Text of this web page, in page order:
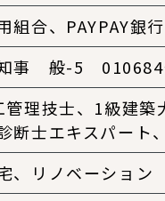
組合、 PAYPAY銀行
事 般-5 010684
理技士、 1級建築
断士エキスパート、
、
リノベーション